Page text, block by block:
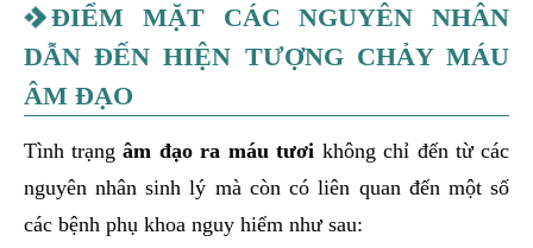
ĐIỂM MẶT CÁC NGUYÊN NHÂN
DẪN ĐẾN HIỆN TƯỢNG CHẢY MÁU
ÂM ĐẠO
Tình trạng âm đạo ra máu tươi không chỉ đến từ các
nguyên nhân sinh lý mà còn có liên quan đến một số
các bệnh phụ khoa nguy hiểm như sau: